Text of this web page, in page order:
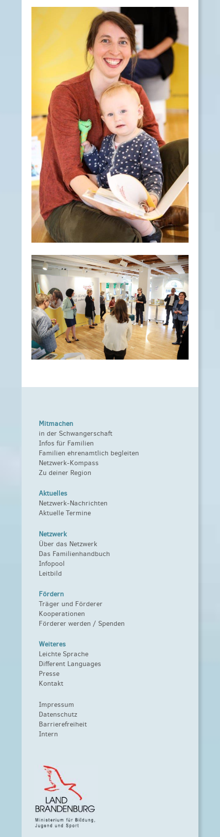
Mitmachen
in der Schwangerschaft
Infos für Familien
Familien ehrenamtlich begleiten
Netzwerk-Kompass
Zu deiner Region
Aktuelles
Netzwerk-Nachrichten
Aktuelle Termine
Netzwerk
Über das Netzwerk
Das Familienhandbuch
Infopool
Leitbild
Fördern
Träger und Förderer
Kooperationen
Förderer werden / Spenden
Weiteres
Leichte Sprache
Different Languages
Presse
Kontakt
Impressum
Datenschutz
Barrierefreiheit
Intern